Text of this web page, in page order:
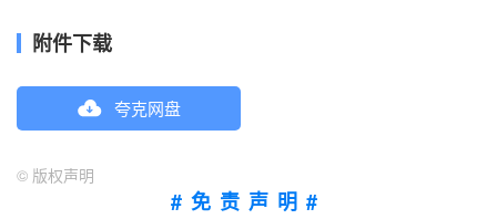
附件下载
夸克网盘
© 版权声明
#免责声明#